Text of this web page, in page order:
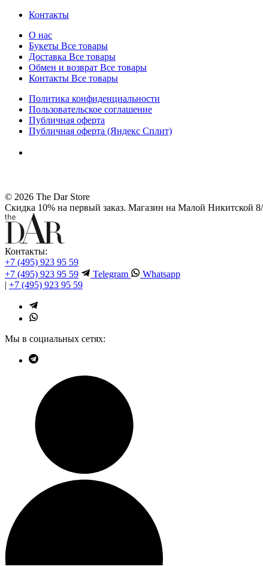
Контакты
О нас
Букеты Все товары
Доставка Все товары
Обмен и возврат Все товары
Контакты Все товары
Политика конфиденциальности
Пользовательское соглашение
Публичная оферта
Публичная оферта (Яндекс Сплит)
© 2026 The Dar Store
Скидка 10% на первый заказ. Магазин на Малой Никитской
Контакты:
+7 (495) 923 95 59
+7 (495) 923 95 59
Telegram
Whatsapp
| +7 (495) 923 95 59
Мы в социальных сетях: